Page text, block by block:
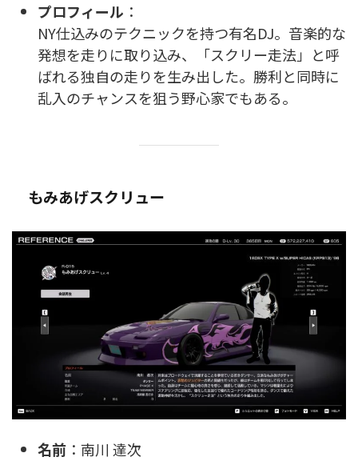
プロフィール ：
NY仕込みのテクニックを持つ有名DJ。音楽的な
発想を走りに取り込み、「スクリー走法」と呼
ばれる独自の走りを生み出した。勝利と同時に
乱入のチャンスを狙う野心家でもある。
もみあげスクリュー
名前 ：南川 達次